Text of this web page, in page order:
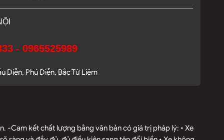
- 0965525989
Diễn, Phú Diễn, Bắc Từ Liêm
-Cam kết chất lượng bằng văn bản có giá trị pháp lý: • Xe